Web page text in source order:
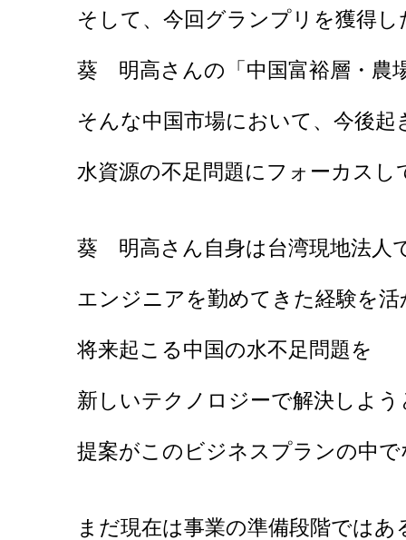
そして、今回グランプリを獲得し
葵 明高さんの「中国富裕層・農
そんな中国市場において、今後起
水資源の不足問題にフォーカスし
葵 明高さん自身は台湾現地法人
エンジニアを勤めてきた経験を活
将来起こる中国の水不足問題を
新しいテクノロジーで解決しよう
提案がこのビジネスプランの中
まだ現在は事業の準備段階ではあ